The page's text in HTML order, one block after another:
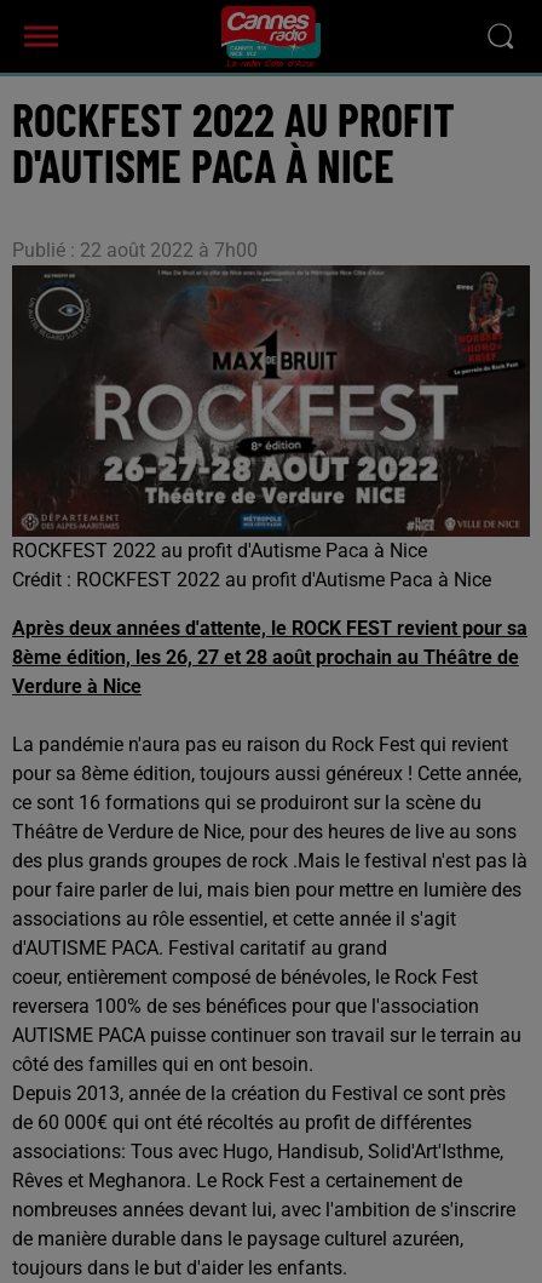
ROCKFEST 2022 AU PROFIT
D'AUTISME PACA À NICE
Publié : 22 août 2022 à 7h00
ROCKFEST 2022 au profit d'Autisme Paca à Nice
Crédit : ROCKFEST 2022 au profit d'Autisme Paca à Nice
Après deux années d'attente, le ROCK FEST revient pour sa
8ème édition, les 26, 27 et 28 août prochain au Théâtre de
Verdure à Nice
La pandémie n'aura pas eu raison du Rock Fest qui revient
pour sa 8ème édition, toujours aussi généreux ! Cette année,
ce sont 16 formations qui se produiront sur la scène du
Théâtre de Verdure de Nice, pour des heures de live au sons
des plus grands groupes de rock .Mais le festival n'est pas là
pour faire parler de lui, mais bien pour mettre en lumière des
associations au rôle essentiel, et cette année il s'agit
d'AUTISME PACA. Festival caritatif au grand
coeur, entièrement composé de bénévoles, le Rock Fest
reversera 100% de ses bénéfices pour que l'association
AUTISME PACA puisse continuer son travail sur le terrain au
côté des familles qui en ont besoin.
Depuis 2013, année de la création du Festival ce sont près
de 60 000€ qui ont été récoltés au profit de différentes
associations: Tous avec Hugo, Handisub, Solid'Art'Isthme,
Rêves et Meghanora. Le Rock Fest a certainement de
nombreuses années devant lui, avec l'ambition de s'inscrire
de manière durable dans le paysage culturel azuréen,
toujours dans le but d'aider les enfants.